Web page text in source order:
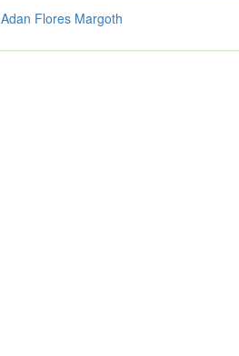
Adan Flores Margoth